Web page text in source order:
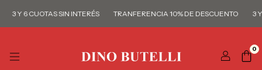
6 CUOTAS SIN INTERÉS TRANFERENCIA 10% DE DESCUENTO 3 Y 6
0